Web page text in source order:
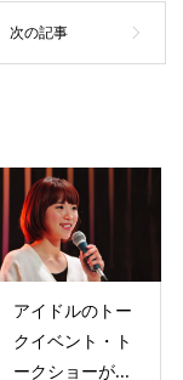
アイドルのトー
クイベント・ト
ークショーが...